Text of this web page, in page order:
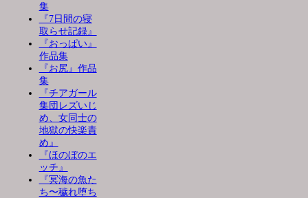
集
『7日間の寝
取らせ記録』
『おっぱい』
作品集
『お尻』作品
集
『チアガール
集団レズいじ
め、女同士の
地獄の快楽責
め』
『ほのぼのエ
ッチ』
『冥海の魚た
ち〜穢れ堕ち